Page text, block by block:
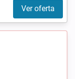
Ver oferta